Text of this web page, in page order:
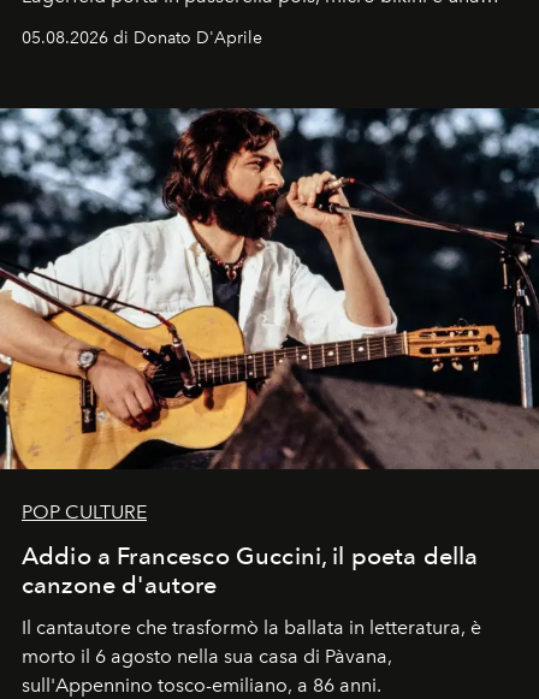
logomania pensata per la spiaggia
Kate, Claudia e Carla una dietro l'altra. Trent'anni dopo,
uno dei documenti più contemporanei che abbiamo.
05.08.2026 di Donato D'Aprile
POP CULTURE
Addio a Francesco Guccini, il poeta della
canzone d'autore
Il cantautore che trasformò la ballata in letteratura, è
morto il 6 agosto nella sua casa di Pàvana,
sull'Appennino tosco-emiliano, a 86 anni.